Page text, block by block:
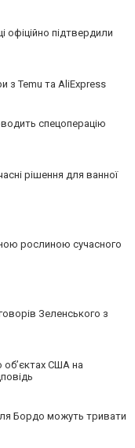
офіційно підтвердили
з Temu та AliExpress
спецоперацію
рішення для ванної
рослиною сучасного
Зеленського з
обʼєктах США на
Бордо можуть тривати